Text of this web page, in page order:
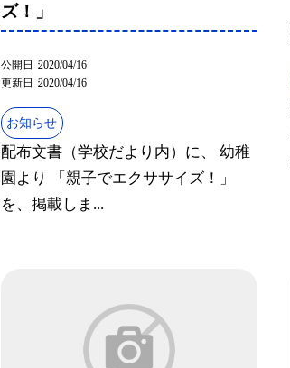
ズ！」
公開日
2020/04/16
更新日
2020/04/16
お知らせ
配布文書（学校だより内）に、 幼稚
園より 「親子でエクササイズ！」
を、掲載しま...